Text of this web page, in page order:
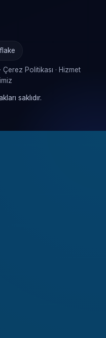
· Çerez Politikası · Hizmet
saklıdır.